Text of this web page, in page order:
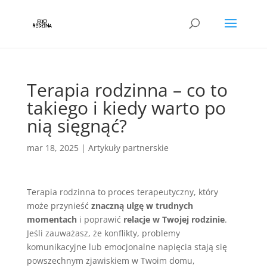
Terapia rodzinna – co to
takiego i kiedy warto po
nią sięgnąć?
mar 18, 2025| Artykuły partnerskie
Terapia rodzinna to proces terapeutyczny, który
może przynieść znaczną ulgę w trudnych
momentachi poprawić relacje w Twojej rodzinie.
Jeśli zauważasz, że konflikty, problemy
komunikacyjne lub emocjonalne napięcia stają się
powszechnym zjawiskiem w Twoim domu,